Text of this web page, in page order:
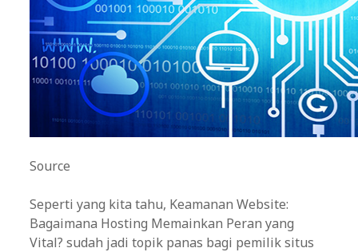
Source
Seperti yang kita tahu, Keamanan Website:
Bagaimana Hosting Memainkan Peran yang
Vital? sudah jadi topik panas bagi pemilik situs